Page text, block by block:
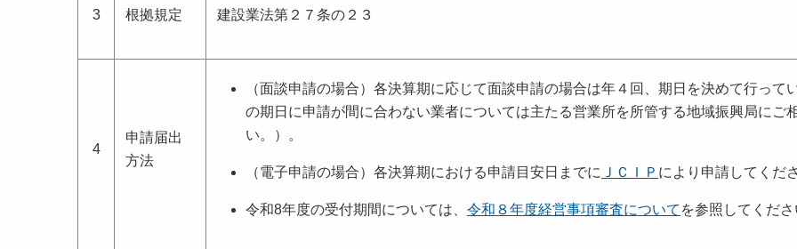
3 根拠規定 建設業法第２７条の２３
4
申請届出
方法
（面談申請の場合）各決算期に応じて面談申請の場合は年４回、期日を決めて行って
の期日に申請が間に合わない業者については主たる営業所を所管する地域振興局にご
い。）。
（電子申請の場合）各決算期における申請目安日までに ＪＣＩＰ により申請してくだ
令和8年度の受付期間については、 令和８年度経営事項審査について を参照してくださ